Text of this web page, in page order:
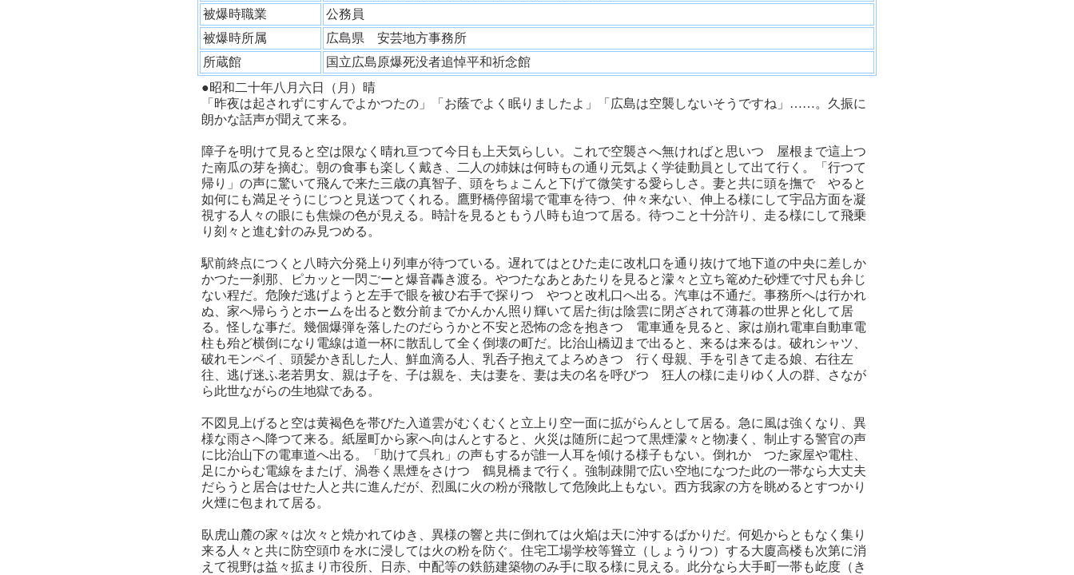
被爆時職業
公務員
被爆時所属
広島県 安芸地方事務所
所蔵館
国立広島原爆死没者追悼平和祈念館
●昭和二十年八月六日（月）晴
「昨夜は起されずにすんでよかつたの」「お蔭でよく眠りましたよ」「広島は空襲しないそうですね」……。久振に
朗かな話声が聞えて来る。
障子を明けて見ると空は限なく晴れ亘つて今日も上天気らしい。これで空襲さへ無ければと思いつゝ屋根まで這上つ
た南瓜の芽を摘む。朝の食事も楽しく戴き、二人の姉妹は何時もの通り元気よく学徒動員として出て行く。「行つて
帰り」の声に驚いて飛んで来た三歳の真智子、頭をちょこんと下げて微笑する愛らしさ。妻と共に頭を撫でゝやると
如何にも満足そうにじつと見送つてくれる。鷹野橋停留場で電車を待つ、仲々来ない、伸上る様にして宇品方面を凝
視する人々の眼にも焦燥の色が見える。時計を見るともう八時も迫つて居る。待つこと十分許り、走る様にして飛乗
り刻々と進む針のみ見つめる。
駅前終点につくと八時六分発上り列車が待つている。遅れてはとひた走に改札口を通り抜けて地下道の中央に差しか
かつた一刹那、ピカッと一閃ごーと爆音轟き渡る。やつたなあとあたりを見ると濛々と立ち篭めた砂煙で寸尺も弁じ
ない程だ。危険だ逃げようと左手で眼を被ひ右手で探りつゝやつと改札口へ出る。汽車は不通だ。事務所へは行かれ
ぬ、家へ帰らうとホームを出ると数分前までかんかん照り輝いて居た街は陰雲に閉ざされて薄暮の世界と化して居
る。怪しな事だ。幾個爆弾を落したのだらうかと不安と恐怖の念を抱きつゝ電車通を見ると、家は崩れ電車自動車電
柱も殆ど横倒になり電線は道一杯に散乱して全く倒壊の町だ。比治山橋辺まで出ると、来るは来るは。破れシャツ、
破れモンペイ、頭髪かき乱した人、鮮血滴る人、乳呑子抱えてよろめきつゝ行く母親、手を引きて走る娘、右往左
往、逃げ迷ふ老若男女、親は子を、子は親を、夫は妻を、妻は夫の名を呼びつゝ狂人の様に走りゆく人の群、さなが
ら此世ながらの生地獄である。
不図見上げると空は黄褐色を帯びた入道雲がむくむくと立上り空一面に拡がらんとして居る。急に風は強くなり、異
様な雨さへ降つて来る。紙屋町から家へ向はんとすると、火災は随所に起つて黒煙濛々と物凄く、制止する警官の声
に比治山下の電車道へ出る。「助けて呉れ」の声もするが誰一人耳を傾ける様子もない。倒れかゝつた家屋や電柱、
足にからむ電線をまたげ、渦巻く黒煙をさけつゝ鶴見橋まで行く。強制疎開で広い空地になつた此の一帯なら大丈夫
だらうと居合はせた人と共に進んだが、烈風に火の粉が飛散して危険此上もない。西方我家の方を眺めるとすつかり
火煙に包まれて居る。
臥虎山麓の家々は次々と焼かれてゆき、異様の響と共に倒れては火焔は天に沖するばかりだ。何処からともなく集り
来る人々と共に防空頭巾を水に浸しては火の粉を防ぐ。住宅工場学校等聳立（しょうりつ）する大廈高楼も次第に消
えて視野は益々拡まり市役所、日赤、中配等の鉄筋建築物のみ手に取る様に見える。此分なら大手町一帯も屹度（き